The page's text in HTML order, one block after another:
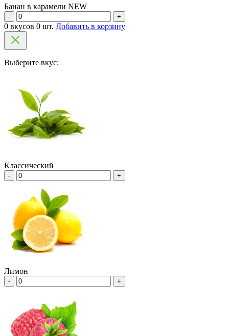
Банан в карамели NEW
- +
0 вкусов 0 шт. Добавить в корзину
Выберите вкус:
Классический
- +
Лимон
- +